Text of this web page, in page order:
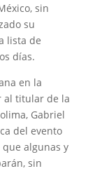
sin
su
lista de
días.
en la
al titular de la
Gabriel
del evento
algunas y
sin